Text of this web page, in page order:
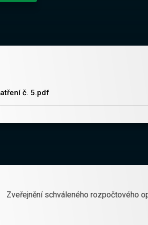
č. 5.pdf
Zveřejnění schváleného rozpočtového